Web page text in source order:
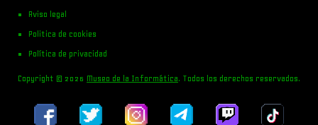
Aviso legal
Politica de cookies
Política de privacidad
Copyright © 2026 Museo de la Informática. Todos los derechos reservados.